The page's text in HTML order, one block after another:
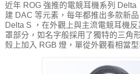
近年 ROG 強推的電競耳機系列 Delta
建 DAC 等元素，每年都推出多款新
Delta S ，在外觀上與主流電競耳機
罩部分，如名字般採用了獨特的三角
殼上加入 RGB 燈，單從外觀看相當型